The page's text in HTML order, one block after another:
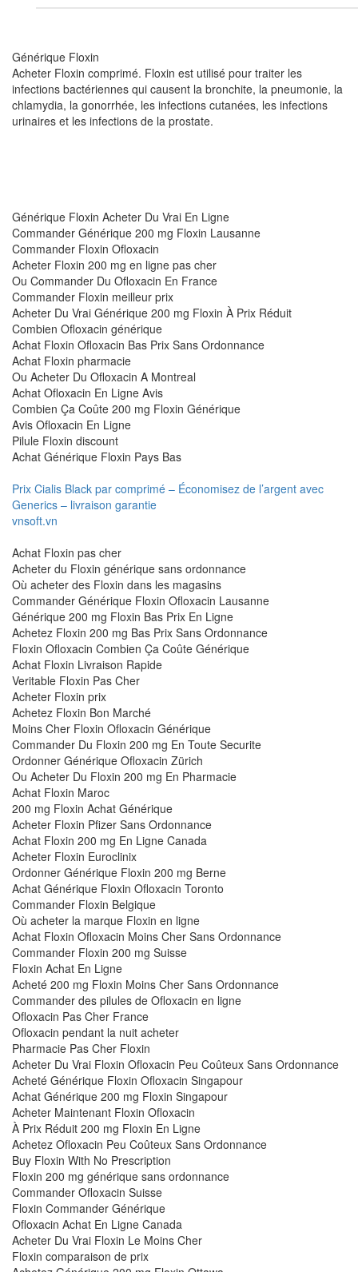
Générique Floxin
Acheter Floxin comprimé. Floxin est utilisé pour traiter les
infections bactériennes qui causent la bronchite, la pneumonie, la
chlamydia, la gonorrhée, les infections cutanées, les infections
urinaires et les infections de la prostate.
Générique Floxin Acheter Du Vrai En Ligne
Commander Générique 200 mg Floxin Lausanne
Commander Floxin Ofloxacin
Acheter Floxin 200 mg en ligne pas cher
Ou Commander Du Ofloxacin En France
Commander Floxin meilleur prix
Acheter Du Vrai Générique 200 mg Floxin À Prix Réduit
Combien Ofloxacin générique
Achat Floxin Ofloxacin Bas Prix Sans Ordonnance
Achat Floxin pharmacie
Ou Acheter Du Ofloxacin A Montreal
Achat Ofloxacin En Ligne Avis
Combien Ça Coûte 200 mg Floxin Générique
Avis Ofloxacin En Ligne
Pilule Floxin discount
Achat Générique Floxin Pays Bas
Prix Cialis Black par comprimé – Économisez de l’argent avec
Generics – livraison garantie
vnsoft.vn
Achat Floxin pas cher
Acheter du Floxin générique sans ordonnance
Où acheter des Floxin dans les magasins
Commander Générique Floxin Ofloxacin Lausanne
Générique 200 mg Floxin Bas Prix En Ligne
Achetez Floxin 200 mg Bas Prix Sans Ordonnance
Floxin Ofloxacin Combien Ça Coûte Générique
Achat Floxin Livraison Rapide
Veritable Floxin Pas Cher
Acheter Floxin prix
Achetez Floxin Bon Marché
Moins Cher Floxin Ofloxacin Générique
Commander Du Floxin 200 mg En Toute Securite
Ordonner Générique Ofloxacin Zürich
Ou Acheter Du Floxin 200 mg En Pharmacie
Achat Floxin Maroc
200 mg Floxin Achat Générique
Acheter Floxin Pfizer Sans Ordonnance
Achat Floxin 200 mg En Ligne Canada
Acheter Floxin Euroclinix
Ordonner Générique Floxin 200 mg Berne
Achat Générique Floxin Ofloxacin Toronto
Commander Floxin Belgique
Où acheter la marque Floxin en ligne
Achat Floxin Ofloxacin Moins Cher Sans Ordonnance
Commander Floxin 200 mg Suisse
Floxin Achat En Ligne
Acheté 200 mg Floxin Moins Cher Sans Ordonnance
Commander des pilules de Ofloxacin en ligne
Ofloxacin Pas Cher France
Ofloxacin pendant la nuit acheter
Pharmacie Pas Cher Floxin
Acheter Du Vrai Floxin Ofloxacin Peu Coûteux Sans Ordonnance
Acheté Générique Floxin Ofloxacin Singapour
Achat Générique 200 mg Floxin Singapour
Acheter Maintenant Floxin Ofloxacin
À Prix Réduit 200 mg Floxin En Ligne
Achetez Ofloxacin Peu Coûteux Sans Ordonnance
Buy Floxin With No Prescription
Floxin 200 mg générique sans ordonnance
Commander Ofloxacin Suisse
Floxin Commander Générique
Ofloxacin Achat En Ligne Canada
Acheter Du Vrai Floxin Le Moins Cher
Floxin comparaison de prix